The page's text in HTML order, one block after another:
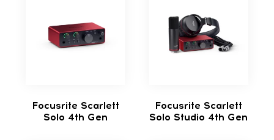
Focusrite Scarlett
Solo 4th Gen
Focusrite Scarlett
Solo Studio 4th Gen